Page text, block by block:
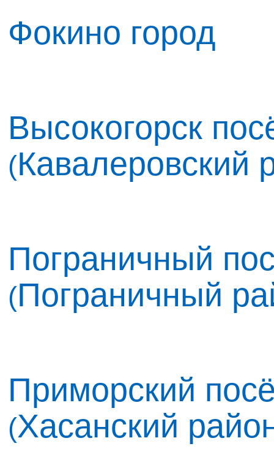
Фокино город
Высокогорск
(Кавалеровский
Пограничный
(Пограничный
Приморский
(Хасанский